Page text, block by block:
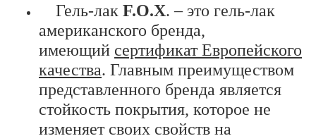
Гель-лак F.O.X. – это гель-лак
американского бренда,
имеющий сертификат Европейского
качества. Главным преимуществом
представленного бренда является
стойкость покрытия, которое не
изменяет своих свойств на